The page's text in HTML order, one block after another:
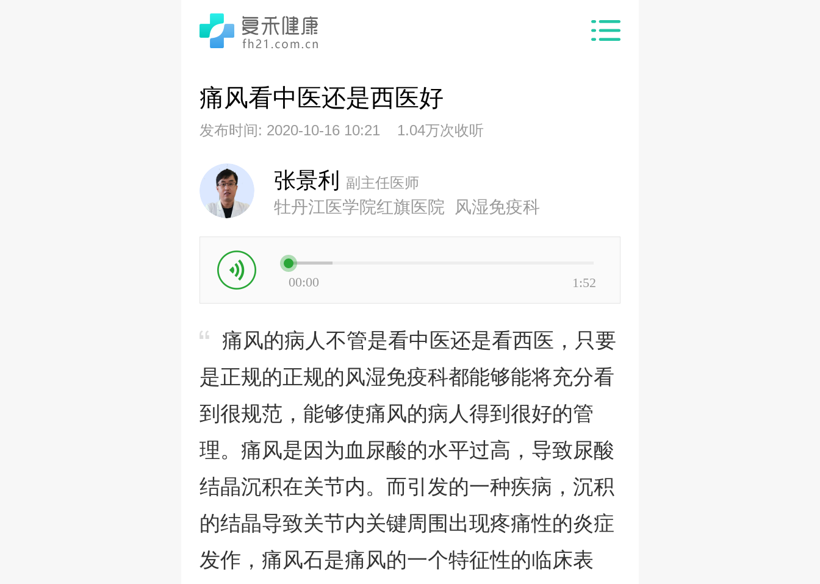
痛风看中医还是西医好
发布时间: 2020-10-16 10:21 1.04万次收听
张景利 副主任医师
牡丹江医学院红旗医院 风湿免疫科
00:00 1:52
痛风的病人不管是看中医还是看西医，只要
是正规的正规的风湿免疫科都能够能将充分看
到很规范，能够使痛风的病人得到很好的管
理。痛风是因为血尿酸的水平过高，导致尿酸
结晶沉积在关节内。而引发的一种疾病，沉积
的结晶导致关节内关键周围出现疼痛性的炎症
发作，痛风石是痛风的一个特征性的临床表